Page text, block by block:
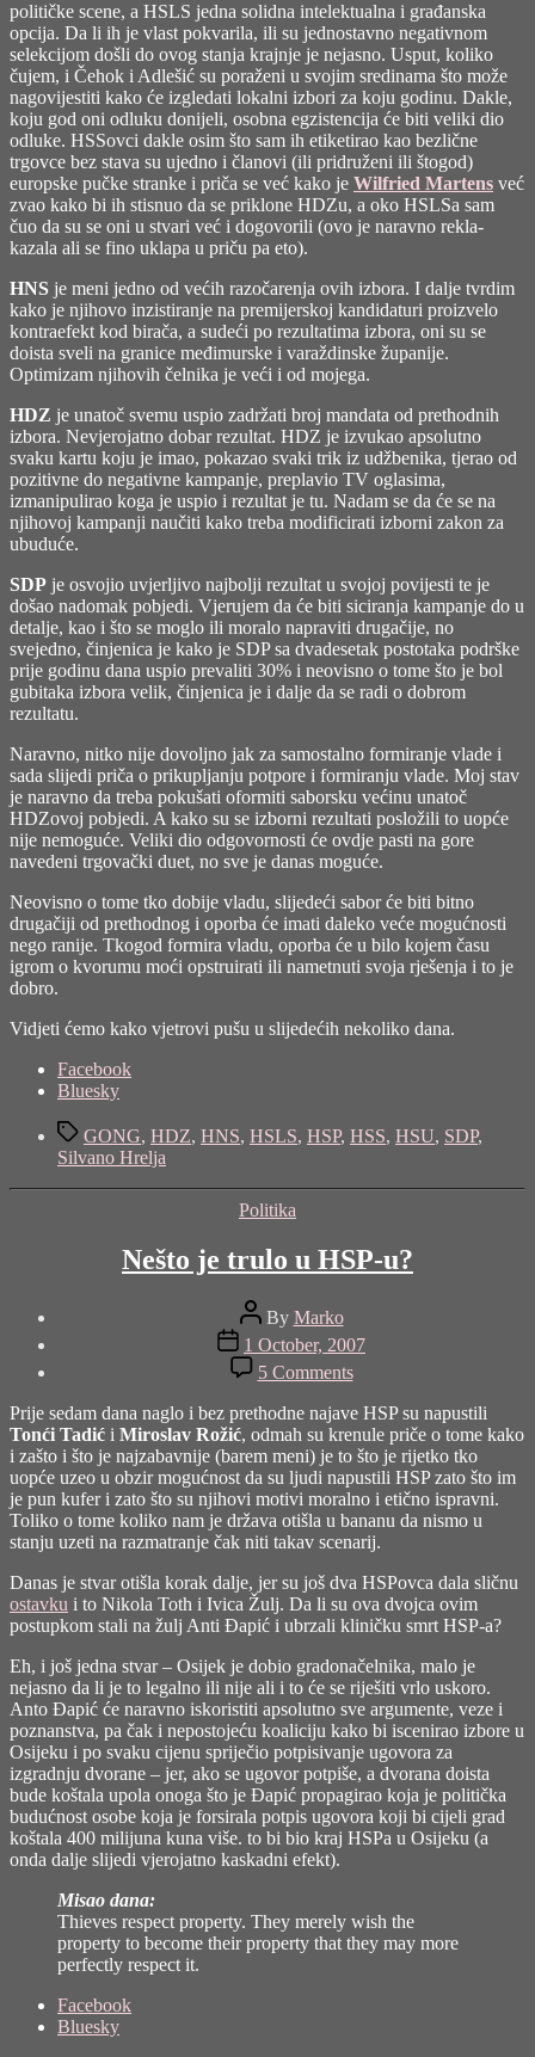
političke scene, a HSLS jedna solidna intelektualna i građanska
opcija. Da li ih je vlast pokvarila, ili su jednostavno negativnom
selekcijom došli do ovog stanja krajnje je nejasno. Usput, koliko
čujem, i Čehok i Adlešić su poraženi u svojim sredinama što može
nagovijestiti kako će izgledati lokalni izbori za koju godinu. Dakle,
koju god oni odluku donijeli, osobna egzistencija će biti veliki dio
odluke. HSSovci dakle osim što sam ih etiketirao kao bezlične
trgovce bez stava su ujedno i članovi (ili pridruženi ili štogod)
europske pučke stranke i priča se već kako je Wilfried Martens već
zvao kako bi ih stisnuo da se priklone HDZu, a oko HSLSa sam
čuo da su se oni u stvari već i dogovorili (ovo je naravno rekla-
kazala ali se fino uklapa u priču pa eto).
HNS je meni jedno od većih razočarenja ovih izbora. I dalje tvrdim
kako je njihovo inzistiranje na premijerskoj kandidaturi proizvelo
kontraefekt kod birača, a sudeći po rezultatima izbora, oni su se
doista sveli na granice međimurske i varaždinske županije.
Optimizam njihovih čelnika je veći i od mojega.
HDZ je unatoč svemu uspio zadržati broj mandata od prethodnih
izbora. Nevjerojatno dobar rezultat. HDZ je izvukao apsolutno
svaku kartu koju je imao, pokazao svaki trik iz udžbenika, tjerao od
pozitivne do negativne kampanje, preplavio TV oglasima,
izmanipulirao koga je uspio i rezultat je tu. Nadam se da će se na
njihovoj kampanji naučiti kako treba modificirati izborni zakon za
ubuduće.
SDP je osvojio uvjerljivo najbolji rezultat u svojoj povijesti te je
došao nadomak pobjedi. Vjerujem da će biti siciranja kampanje do u
detalje, kao i što se moglo ili moralo napraviti drugačije, no
svejedno, činjenica je kako je SDP sa dvadesetak postotaka podrške
prije godinu dana uspio prevaliti 30% i neovisno o tome što je bol
gubitaka izbora velik, činjenica je i dalje da se radi o dobrom
rezultatu.
Naravno, nitko nije dovoljno jak za samostalno formiranje vlade i
sada slijedi priča o prikupljanju potpore i formiranju vlade. Moj stav
je naravno da treba pokušati oformiti saborsku većinu unatoč
HDZovoj pobjedi. A kako su se izborni rezultati posložili to uopće
nije nemoguće. Veliki dio odgovornosti će ovdje pasti na gore
navedeni trgovački duet, no sve je danas moguće.
Neovisno o tome tko dobije vladu, slijedeći sabor će biti bitno
drugačiji od prethodnog i oporba će imati daleko veće mogućnosti
nego ranije. Tkogod formira vladu, oporba će u bilo kojem času
igrom o kvorumu moći opstruirati ili nametnuti svoja rješenja i to je
dobro.
Vidjeti ćemo kako vjetrovi pušu u slijedećih nekoliko dana.
Share
"Idemo
si
Facebook
Bluesky
TagsGONG, HDZ, HNS, HSLS, HSP, HSS, HSU, SDP,
Silvano Hrelja
Categories
Politika
Nešto je trulo u HSP-u?
Post
author
By Marko
Post
date
1 October, 2007
5 Commentson
Nešto
je
trulo
u
HSP-
u?
Prije sedam dana naglo i bez prethodne najave HSP su napustili
Tonći Tadić i Miroslav Rožić, odmah su krenule priče o tome kako
i zašto i što je najzabavnije (barem meni) je to što je rijetko tko
uopće uzeo u obzir mogućnost da su ljudi napustili HSP zato što im
je pun kufer i zato što su njihovi motivi moralno i etično ispravni.
Toliko o tome koliko nam je država otišla u bananu da nismo u
stanju uzeti na razmatranje čak niti takav scenarij.
Danas je stvar otišla korak dalje, jer su još dva HSPovca dala sličnu
ostavku i to Nikola Toth i Ivica Žulj. Da li su ova dvojca ovim
postupkom stali na žulj Anti Đapić i ubrzali kliničku smrt HSP-a?
Eh, i još jedna stvar – Osijek je dobio gradonačelnika, malo je
nejasno da li je to legalno ili nije ali i to će se riješiti vrlo uskoro.
Anto Đapić će naravno iskoristiti apsolutno sve argumente, veze i
poznanstva, pa čak i nepostojeću koaliciju kako bi iscenirao izbore u
Osijeku i po svaku cijenu spriječio potpisivanje ugovora za
izgradnju dvorane – jer, ako se ugovor potpiše, a dvorana doista
bude koštala upola onoga što je Đapić propagirao koja je politička
budućnost osobe koja je forsirala potpis ugovora koji bi cijeli grad
koštala 400 milijuna kuna više. to bi bio kraj HSPa u Osijeku (a
onda dalje slijedi vjerojatno kaskadni efekt).
Misao dana:
Thieves respect property. They merely wish the
property to become their property that they may more
perfectly respect it.
Share
Facebook
Bluesky